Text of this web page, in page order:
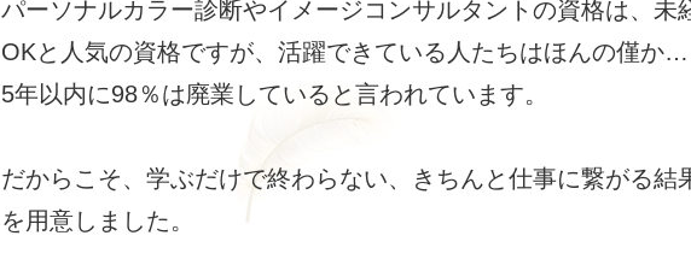
パーソナルカラー診断やイメージコンサルタントの資格は、未
OKと人気の資格ですが、活躍できている人たちはほんの僅か…
5年以内に98％は廃業していると言われています。
だからこそ、学ぶだけで終わらない、きちんと仕事に繋がる結
を用意しました。